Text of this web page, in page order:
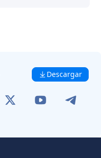
Descargar